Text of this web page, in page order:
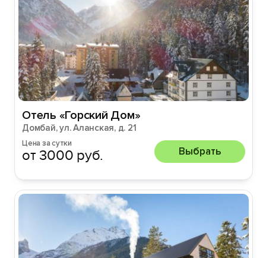
Отель «Горский Дом»
Домбай, ул. Аланская, д. 21
Цена за сутки
от 3000 руб. Выбрать